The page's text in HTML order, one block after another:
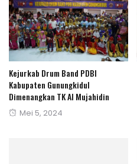
Kejurkab Drum Band PDBI
Kabupaten Gunungkidul
Dimenangkan TK Al Mujahidin
Posted
Mei 5, 2024